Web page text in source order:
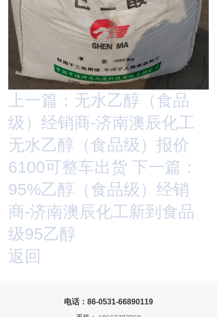
上一篇：无水乙醇（食品
级）经销商-济南澳辰化工
无水乙醇（食品级）报价
6100可整车出货 下一篇：
95%乙醇（食品级）经销
商-济南澳辰化工新到食品
级95乙醇
返回
电话：86-0531-66890119